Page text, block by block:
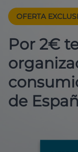
OFERTA
Por 2€
de